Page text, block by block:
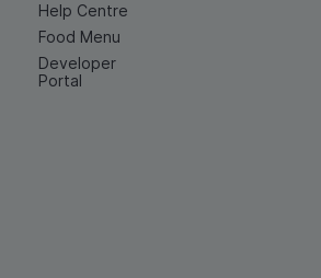
Help Centre
Food Menu
Developer
Portal